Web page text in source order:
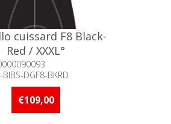
cuissard F8 Black-
Red / XXXL°
BIBS-DGF8-BKRD
Niet voorradig
€109,00